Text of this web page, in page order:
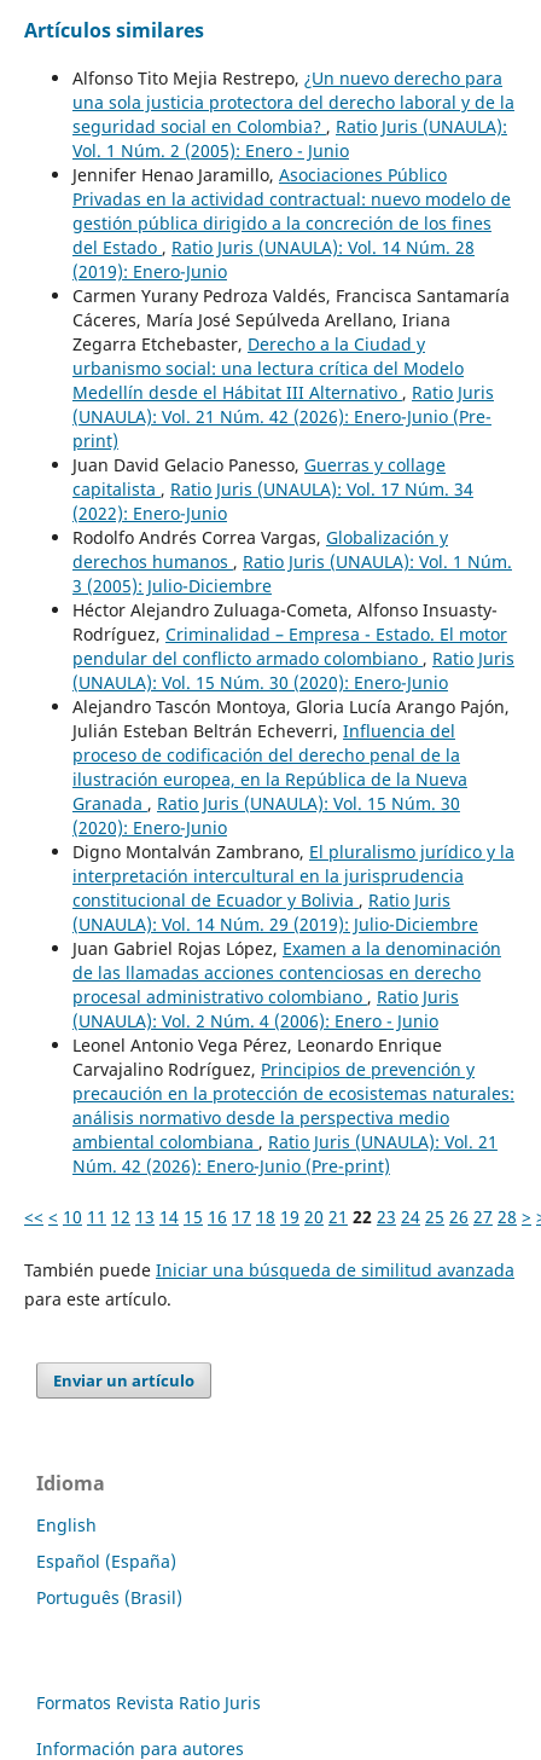
Artículos similares
Alfonso Tito Mejia Restrepo, ¿Un nuevo derecho para
una sola justicia protectora del derecho laboral y de la
seguridad social en Colombia? , Ratio Juris (UNAULA):
Vol. 1 Núm. 2 (2005): Enero - Junio
Jennifer Henao Jaramillo, Asociaciones Público
Privadas en la actividad contractual: nuevo modelo de
gestión pública dirigido a la concreción de los fines
del Estado , Ratio Juris (UNAULA): Vol. 14 Núm. 28
(2019): Enero-Junio
Carmen Yurany Pedroza Valdés, Francisca Santamaría
Cáceres, María José Sepúlveda Arellano, Iriana
Zegarra Etchebaster, Derecho a la Ciudad y
urbanismo social: una lectura crítica del Modelo
Medellín desde el Hábitat III Alternativo , Ratio Juris
(UNAULA): Vol. 21 Núm. 42 (2026): Enero-Junio (Pre-
print)
Juan David Gelacio Panesso, Guerras y collage
capitalista , Ratio Juris (UNAULA): Vol. 17 Núm. 34
(2022): Enero-Junio
Rodolfo Andrés Correa Vargas, Globalización y
derechos humanos , Ratio Juris (UNAULA): Vol. 1 Núm.
3 (2005): Julio-Diciembre
Héctor Alejandro Zuluaga-Cometa, Alfonso Insuasty-
Rodríguez, Criminalidad – Empresa - Estado. El motor
pendular del conflicto armado colombiano , Ratio Juris
(UNAULA): Vol. 15 Núm. 30 (2020): Enero-Junio
Alejandro Tascón Montoya, Gloria Lucía Arango Pajón,
Julián Esteban Beltrán Echeverri, Influencia del
proceso de codificación del derecho penal de la
ilustración europea, en la República de la Nueva
Granada , Ratio Juris (UNAULA): Vol. 15 Núm. 30
(2020): Enero-Junio
Digno Montalván Zambrano, El pluralismo jurídico y la
interpretación intercultural en la jurisprudencia
constitucional de Ecuador y Bolivia , Ratio Juris
(UNAULA): Vol. 14 Núm. 29 (2019): Julio-Diciembre
Juan Gabriel Rojas López, Examen a la denominación
de las llamadas acciones contenciosas en derecho
procesal administrativo colombiano , Ratio Juris
(UNAULA): Vol. 2 Núm. 4 (2006): Enero - Junio
Leonel Antonio Vega Pérez, Leonardo Enrique
Carvajalino Rodríguez, Principios de prevención y
precaución en la protección de ecosistemas naturales:
análisis normativo desde la perspectiva medio
ambiental colombiana , Ratio Juris (UNAULA): Vol. 21
Núm. 42 (2026): Enero-Junio (Pre-print)
<< < 10 11 12 13 14 15 16 17 18 19 20 21 22 23 24 25 26 27 28 >
También puede Iniciar una búsqueda de similitud avanzada
para este artículo.
Enviar un artículo
Idioma
English
Español (España)
Português (Brasil)
Formatos Revista Ratio Juris
Información para autores